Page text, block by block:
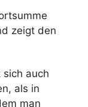
zeigt den
auch
als in
man